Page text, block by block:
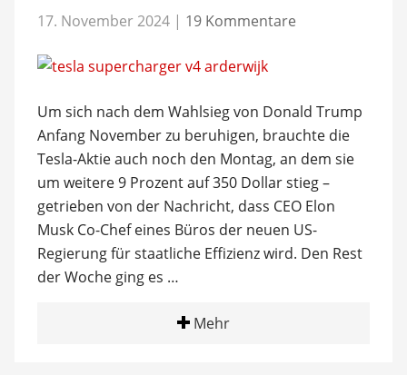
17. November 2024 | 19 Kommentare
Um sich nach dem Wahlsieg von Donald Trump
Anfang November zu beruhigen, brauchte die
Tesla-Aktie auch noch den Montag, an dem sie
um weitere 9 Prozent auf 350 Dollar stieg –
getrieben von der Nachricht, dass CEO Elon
Musk Co-Chef eines Büros der neuen US-
Regierung für staatliche Effizienz wird. Den Rest
der Woche ging es …
Mehr